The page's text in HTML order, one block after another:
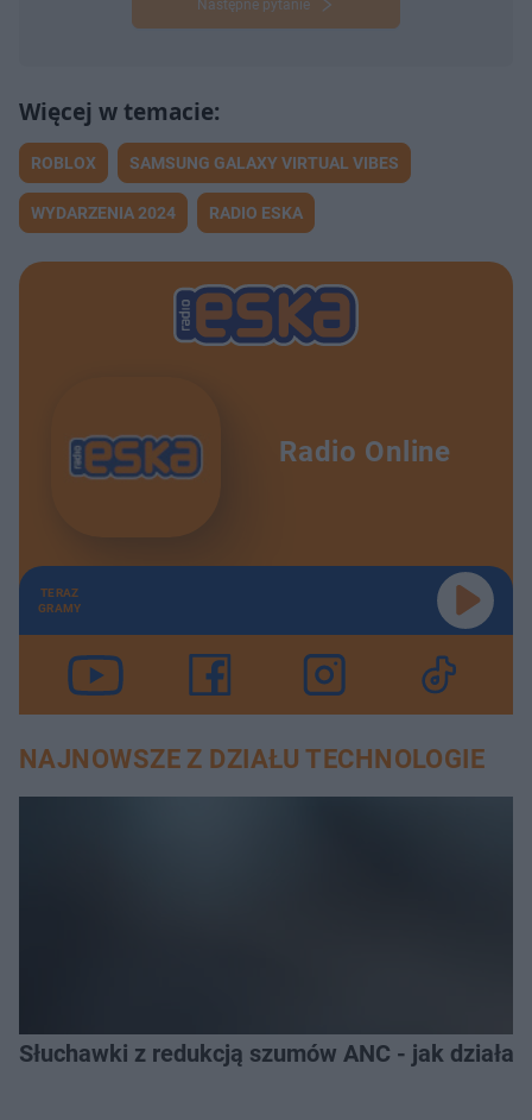
Następne pytanie
ROBLOX SAMSUNG GALAXY VIRTUAL VIBES
WYDARZENIA 2024 RADIO ESKA
Radio Online
TERAZ
GRAMY
NAJNOWSZE Z DZIAŁU TECHNOLOGIE
Słuchawki z redukcją szumów ANC - jak